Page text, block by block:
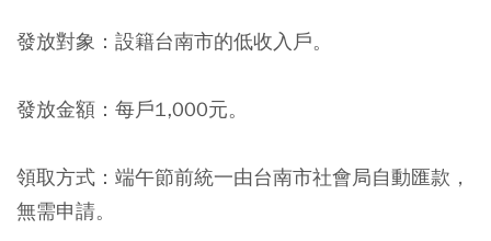
發放對象：設籍台南市的低收入戶。
發放金額：每戶1,000元。
領取方式：端午節前統一由台南市社會局自動匯款，
無需申請。